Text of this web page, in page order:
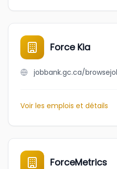
Force Kia
Voir les emplois et détails
ForceMetrics